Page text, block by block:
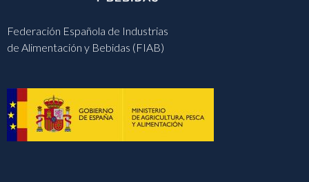
Federación Española de Industrias
de Alimentación y Bebidas (FIAB)